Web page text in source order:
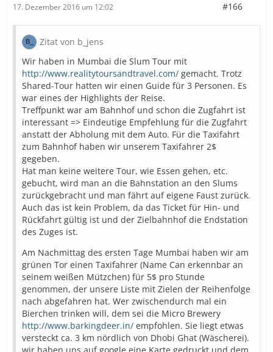
17. Dezember 2016 um 12:02 #166
Zitat von b_jens
Wir haben in Mumbai die Slum Tour mit
http://www.realitytoursandtravel.com/ gemacht. Trotz
Shared-Tour hatten wir einen Guide für 3 Personen. Es
war eines der Highlights der Reise.
Treffpunkt war am Bahnhof und schon die Zugfahrt ist
interessant => Eindeutige Empfehlung für die Zugfahrt
anstatt der Abholung mit dem Auto. Für die Taxifahrt
zum Bahnhof haben wir unserem Taxifahrer 2$
gegeben.
Hat man keine weitere Tour, wie Essen gehen, etc.
gebucht, wird man an die Bahnstation an den Slums
zurückgebracht und man fährt auf eigene Faust zurück.
Auch das ist kein Problem, da das Ticket für Hin- und
Rückfahrt gültig ist und der Zielbahnhof die Endstation
des Zuges ist.
Am Nachmittag des ersten Tage Mumbai haben wir am
grünen Tor einen Taxifahrer (Name Can erkennbar an
seinem weißen Mützchen) für 5$ pro Stunde
genommen, der unsere Liste mit Zielen der Reihenfolge
nach abgefahren hat. Wer zwischendurch mal ein
Bierchen trinken will, dem sei die Micro Brewery
http://www.barkingdeer.in/ empfohlen. Sie liegt etwas
versteckt ca. 3 km nördlich von Dhobi Ghat (Wäscherei).